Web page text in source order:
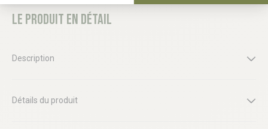
Le produit en détail
Description
Détails du produit